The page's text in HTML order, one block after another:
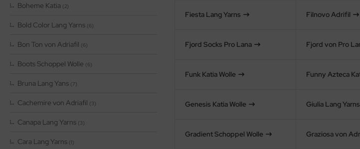
Boheme Katia (2)
Bold Color Lang Yarns (6)
Bon Ton von Adriafil (6)
Boots Schoppel Wolle (6)
Bruna Lang Yans (7)
Cachemire von Adriafil (3)
Canapa Lang Yarns (3)
Cara Lang Yarns (1)
Fiesta Lang Yarns Filnovo Adrifil
Fjord Socks Pro Lana Fjord von Pro
Funk Katia Wolle Funny Azteca
Genesis Katia Wolle Giulia Lang Yarns
Gradient Schoppel Wolle Graziosa von